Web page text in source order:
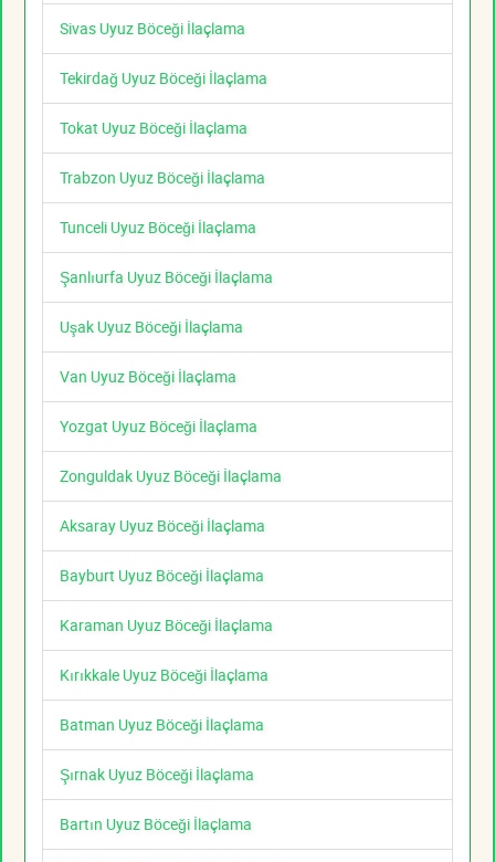
Sivas Uyuz Böceği İlaçlama
Tekirdağ Uyuz Böceği İlaçlama
Tokat Uyuz Böceği İlaçlama
Trabzon Uyuz Böceği İlaçlama
Tunceli Uyuz Böceği İlaçlama
Şanlıurfa Uyuz Böceği İlaçlama
Uşak Uyuz Böceği İlaçlama
Van Uyuz Böceği İlaçlama
Yozgat Uyuz Böceği İlaçlama
Zonguldak Uyuz Böceği İlaçlama
Aksaray Uyuz Böceği İlaçlama
Bayburt Uyuz Böceği İlaçlama
Karaman Uyuz Böceği İlaçlama
Kırıkkale Uyuz Böceği İlaçlama
Batman Uyuz Böceği İlaçlama
Şırnak Uyuz Böceği İlaçlama
Bartın Uyuz Böceği İlaçlama